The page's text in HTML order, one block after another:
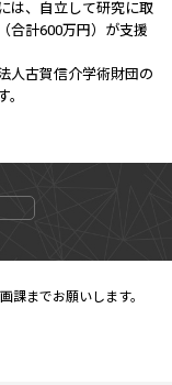
は、自立して研究に取
合計600万円）が支援
人古賀信介学術財団の
課までお願いします。